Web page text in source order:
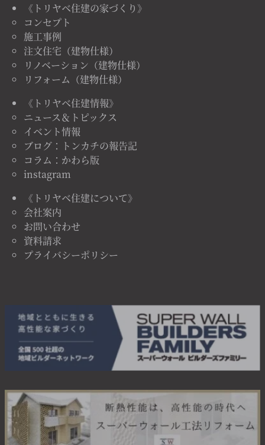
《トリヤベ住建の家づくり》
コンセプト
施工事例
注文住宅（建物仕様）
リノベーション（建物仕様）
リフォーム（建物仕様）
《トリヤベ住建情報》
ニュース＆トピックス
イベント情報
ブログ：トンカチの報告記
コラム：かわら版
instagram
《トリヤベ住建について》
会社案内
お問い合わせ
資料請求
プライバシーポリシー